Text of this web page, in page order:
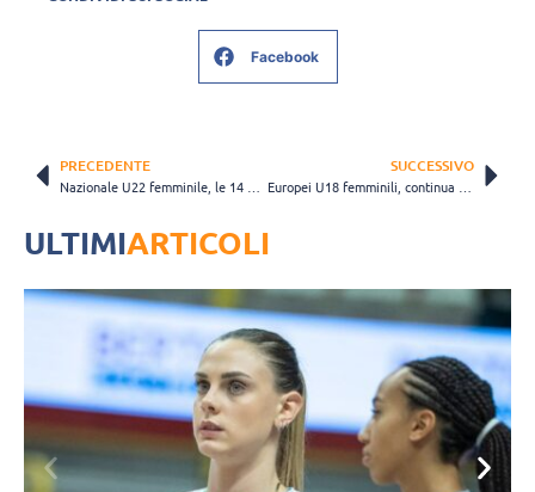
Facebook
PRECEDENTE SUCCESSIVO
ULTIMIARTICOLI